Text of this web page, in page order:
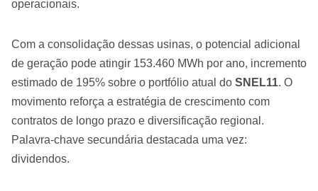
operacionais.
Com a consolidação dessas usinas, o potencial adicional
de geração pode atingir 153.460 MWh por ano, incremento
estimado de 195% sobre o portfólio atual do SNEL11. O
movimento reforça a estratégia de crescimento com
contratos de longo prazo e diversificação regional.
Palavra-chave secundária destacada uma vez:
dividendos.